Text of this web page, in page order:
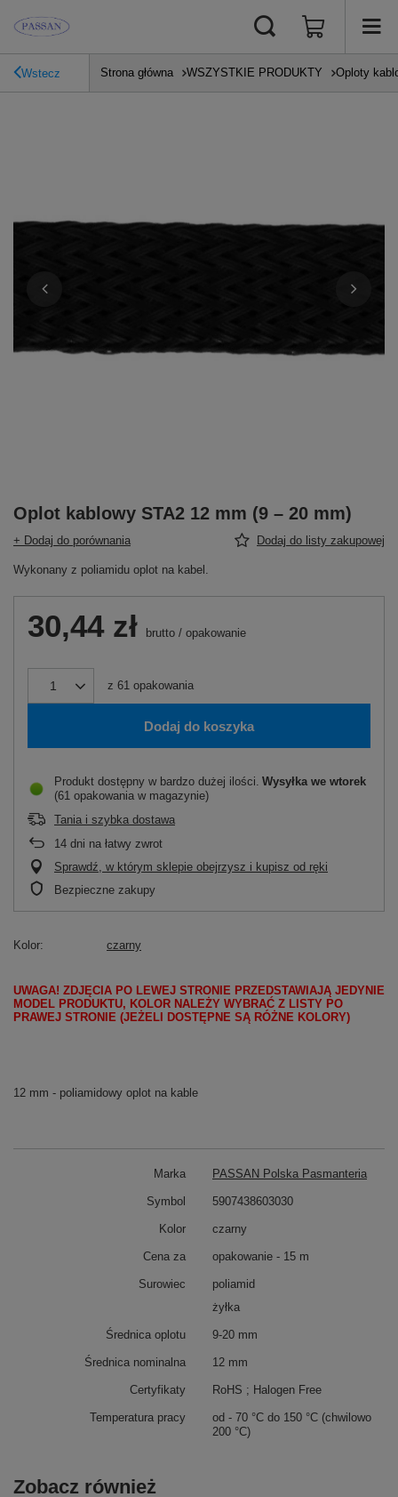
Wstecz Strona główna WSZYSTKIE PRODUKTY Oploty
Oplot kablowy STA2 12 mm (9 – 20 mm)
+ Dodaj do porównania Dodaj do listy zakupowej
Wykonany z poliamidu oplot na kabel.
30,44 zł brutto / opakowanie
z 61 opakowania
Dodaj do koszyka
Produkt dostępny w bardzo dużej ilości Wysyłka we wtorek
(61 opakowania w magazynie)
Tania i szybka dostawa
14 dni na łatwy zwrot
Sprawdź, w którym sklepie obejrzysz i kupisz od ręki
Bezpieczne zakupy
Kolor czarny
UWAGA! ZDJĘCIA PO LEWEJ STRONIE PRZEDSTAWIAJĄ JEDYNIE
MODEL PRODUKTU, KOLOR NALEŻY WYBRAĆ Z LISTY PO
PRAWEJ STRONIE (JEŻELI DOSTĘPNE SĄ RÓŻNE KOLORY)
12 mm - poliamidowy oplot na kable
Marka PASSAN Polska Pasmanteria
Symbol 5907438603030
Kolor czarny
Cena za opakowanie - 15 m
Surowiec
poliamid
żyłka
Średnica oplotu 9-20 mm
Średnica nominalna 12 mm
Certyfikaty RoHS ; Halogen Free
Temperatura pracy
od - 70 °C do 150 °C (chwilowo
200 °C)
Zobacz również